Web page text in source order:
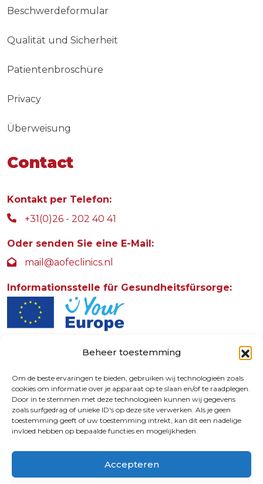
Beheer toestemming
Om de beste ervaringen te bieden, gebruiken wij technologieën zoals
cookies om informatie over je apparaat op te slaan en/of te raadplegen.
Door in te stemmen met deze technologieën kunnen wij gegevens
zoals surfgedrag of unieke ID's op deze site verwerken. Als je geen
toestemming geeft of uw toestemming intrekt, kan dit een nadelige
invloed hebben op bepaalde functies en mogelijkheden.
Accepteren
Beschwerdeformular
Qualität und Sicherheit
Patientenbroschüre
Privacy
Überweisung
Contact
Kontakt per Telefon:
+31(0)26 - 202 40 41
Oder senden Sie eine E-Mail:
mail@aofeclinics.nl
Informationsstelle für Gesundheitsfürsorge:
Rosendaalselaan 30
6891 DG
Rozendaal
© 2026 | 72730587